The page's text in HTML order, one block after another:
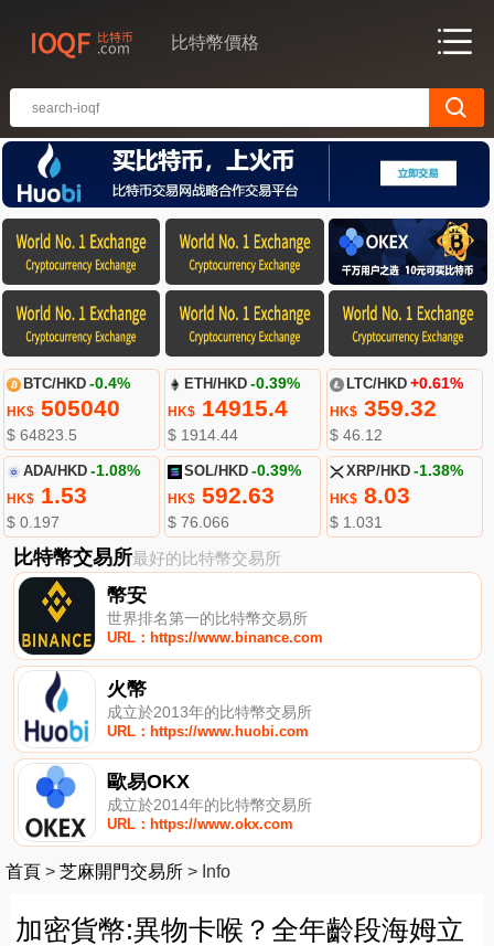
比特幣價格
BTC/HKD -0.4%
HK$505040
$ 64823.5
ETH/HKD -0.39%
HK$ 14915.4
$ 1914.44
LTC/HKD +0.61%
HK$359.32
$ 46.12
ADA/HKD -1.08%
HK$1.53
$ 0.197
SOL/HKD -0.39%
HK$ 592.63
$ 76.066
XRP/HKD -1.38%
HK$8.03
$ 1.031
比特幣交易所最好的比特幣交易所
幣安
世界排名第一的比特幣交易所
URL：https://www.binance.com
火幣
成立於2013年的比特幣交易所
URL：https://www.huobi.com
歐易OKX
成立於2014年的比特幣交易所
URL：https://www.okx.com
首頁 > 芝麻開門交易所 > Info
加密貨幣:異物卡喉？全年齡段海姆立